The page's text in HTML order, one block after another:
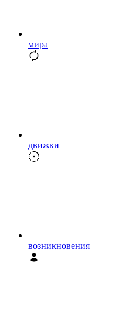
мира
движки
возникновения